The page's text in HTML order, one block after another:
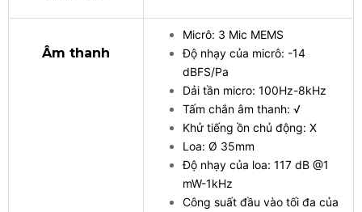
Âm thanh
Micrô: 3 Mic MEMS
Độ nhạy của micrô: -14
dBFS/Pa
Dải tần micro: 100Hz-8kHz
Tấm chắn âm thanh: √
Khử tiếng ồn chủ động: X
Loa: Ø 35mm
Độ nhạy của loa: 117 dB @1
mW-1kHz
Công suất đầu vào tối đa của